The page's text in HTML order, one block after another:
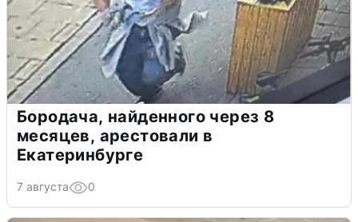
Бородача, найденного через 8
месяцев, арестовали в
Екатеринбурге
7 августа 0